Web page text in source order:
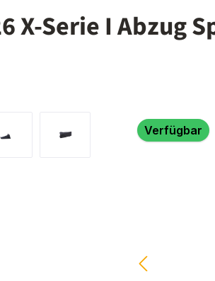
X-Serie I Abzug
Verfügbar